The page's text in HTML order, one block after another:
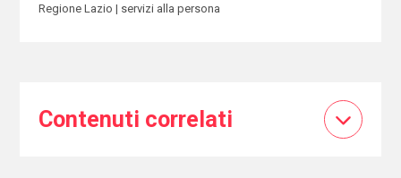
Regione Lazio servizi alla persona
Contenuti correlati